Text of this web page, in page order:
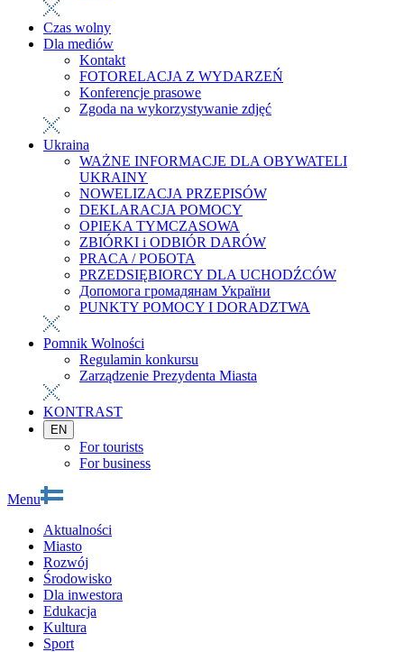
Czas wolny
Dla mediów
Kontakt
FOTORELACJA Z WYDARZEŃ
Konferencje prasowe
Zgoda na wykorzystywanie zdjęć
Ukraina
WAŻNE INFORMACJE DLA OBYWATELI
UKRAINY
NOWELIZACJA PRZEPISÓW
DEKLARACJA POMOCY
OPIEKA TYMCZASOWA
ZBIÓRKI i ODBIÓR DARÓW
PRACA / РОБОТА
PRZEDSIĘBIORCY DLA UCHODŹCÓW
Допомога громадянам України
PUNKTY POMOCY I DORADZTWA
Pomnik Wolności
Regulamin konkursu
Zarządzenie Prezydenta Miasta
KONTRAST
EN
For tourists
For business
Menu
Aktualności
Miasto
Rozwój
Środowisko
Dla inwestora
Edukacja
Kultura
Sport